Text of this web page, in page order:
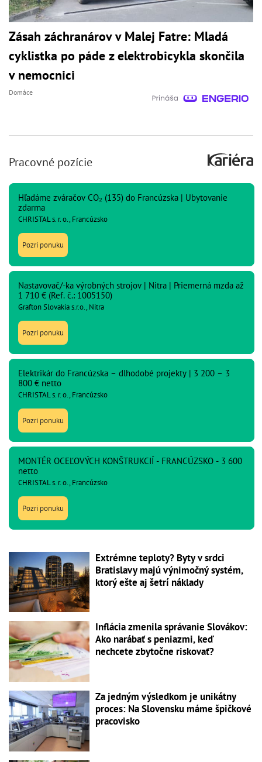
Zásah záchranárov v Malej Fatre: Mladá
cyklistka po páde z elektrobicykla skončila
v nemocnici
Domáce
Pracovné pozície
Hľadáme zváračov CO₂ (135) do Francúzska | Ubytovanie
zdarma
CHRISTAL s. r. o., Francúzsko
Pozri ponuku
Nastavovač/-ka výrobných strojov | Nitra | Priemerná mzda až
1 710 € (Ref. č.: 1005150)
Grafton Slovakia s.r.o., Nitra
Pozri ponuku
Elektrikár do Francúzska – dlhodobé projekty | 3 200 – 3
800 € netto
CHRISTAL s. r. o., Francúzsko
Pozri ponuku
MONTÉR OCEĽOVÝCH KONŠTRUKCIÍ - FRANCÚZSKO - 3 600
netto
CHRISTAL s. r. o., Francúzsko
Pozri ponuku
Extrémne teploty? Byty v srdci
Bratislavy majú výnimočný systém,
ktorý ešte aj šetrí náklady
Inflácia zmenila správanie Slovákov:
Ako narábať s peniazmi, keď
nechcete zbytočne riskovať?
Za jedným výsledkom je unikátny
proces: Na Slovensku máme špičkové
pracovisko